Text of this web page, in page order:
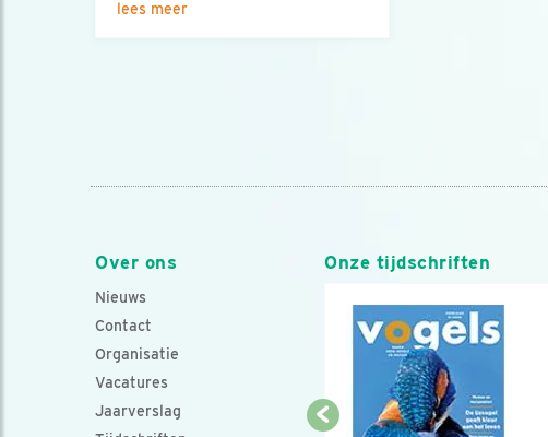
lees meer
Over ons
Nieuws
Contact
Organisatie
Vacatures
Jaarverslag
Onze tijdschriften